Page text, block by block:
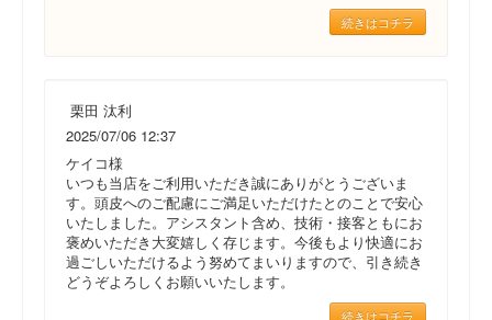
続きはコチラ
栗田 汰利
2025/07/06 12:37
ケイコ様
いつも当店をご利用いただき誠にありがとうございま
す。頭皮へのご配慮にご満足いただけたとのことで安心
いたしました。アシスタント含め、技術・接客ともにお
褒めいただき大変嬉しく存じます。今後もより快適にお
過ごしいただけるよう努めてまいりますので、引き続き
どうぞよろしくお願いいたします。
続きはコチラ